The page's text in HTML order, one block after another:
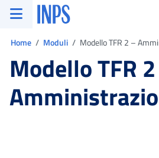
Vai al menu principale
Vai al contenuto principale
Vai al pie' di pagina
INPS ()
Home Moduli Modello TFR 2 –
Modello TFR